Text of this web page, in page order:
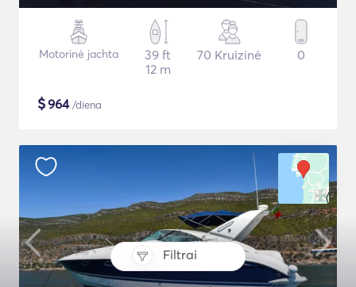
Filtrai
Motorinė jachta
39 ft
12 m
70 Kruizinė 0
$964/diena